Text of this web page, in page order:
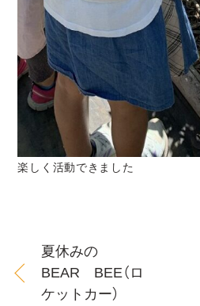
楽しく活動できました
夏休みの
BEAR BEE（ロ
ケットカー）